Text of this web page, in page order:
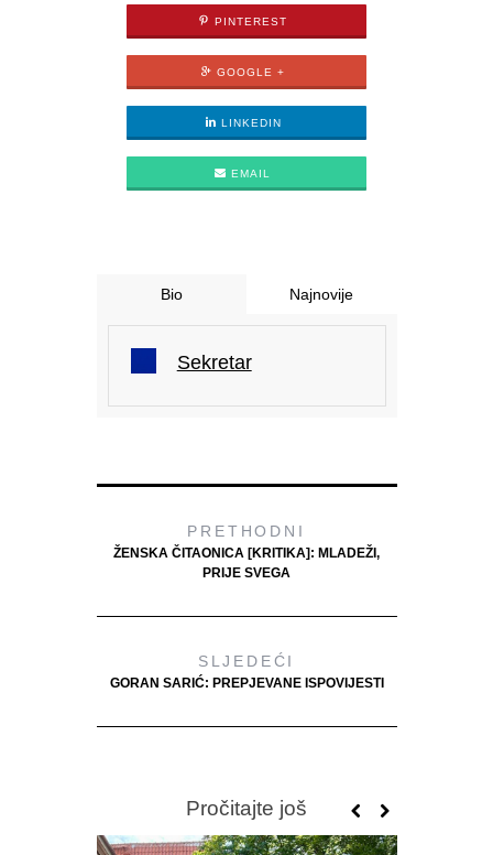
PINTEREST
GOOGLE +
LINKEDIN
EMAIL
Bio Najnovije
Sekretar
PRETHODNI
ŽENSKA ČITAONICA [KRITIKA]: MLADEŽI,
PRIJE SVEGA
SLJEDEĆI
GORAN SARIĆ: PREPJEVANE ISPOVIJESTI
Pročitajte još